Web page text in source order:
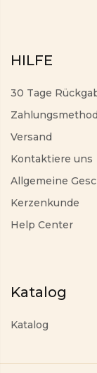
HILFE
30 Tage
Versand
Kontaktiere uns
Allgemeine
Kerzenkunde
Help Center
Katalog
Katalog